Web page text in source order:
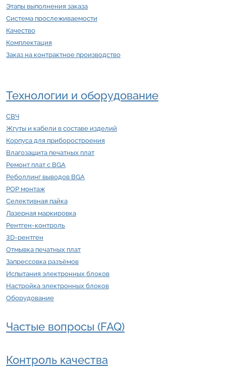
Этапы выполнения заказа
Система прослеживаемости
Качество
Комплектация
Заказ на контрактное производство
Технологии и оборудование
СВЧ
Жгуты и кабели в составе изделий
Корпуса для приборостроения
Влагозащита печатных плат
Ремонт плат с BGA
Реболлинг выводов BGA
POP монтаж
Селективная пайка
Лазерная маркировка
Рентген-контроль
3D-рентген
Отмывка печатных плат
Запрессовка разъёмов
Испытания электронных блоков
Настройка электронных блоков
Оборудование
Частые вопросы (FAQ)
Контроль качества